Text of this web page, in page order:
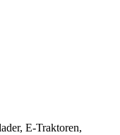
E-Traktoren,